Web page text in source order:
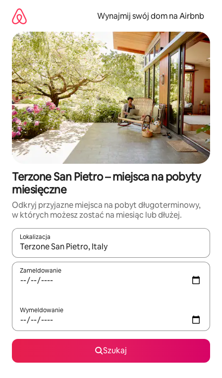
treści
Wynajmij swój dom na Airbnb
Terzone San Pietro – miejsca na pobyty
miesięczne
Odkryj przyjazne miejsca na pobyt długoterminowy,
w których możesz zostać na miesiąc lub dłużej.
Lokalizacja
Gdy wyniki będą dostępne, możesz poruszać się po nich za
Zameldowanie
Wymeldowanie
Szukaj